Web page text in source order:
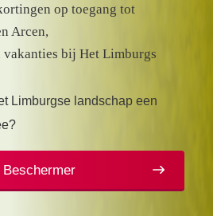
op toegang tot
Arcen,
vakanties bij Het Limburgs
Limburgse landschap een